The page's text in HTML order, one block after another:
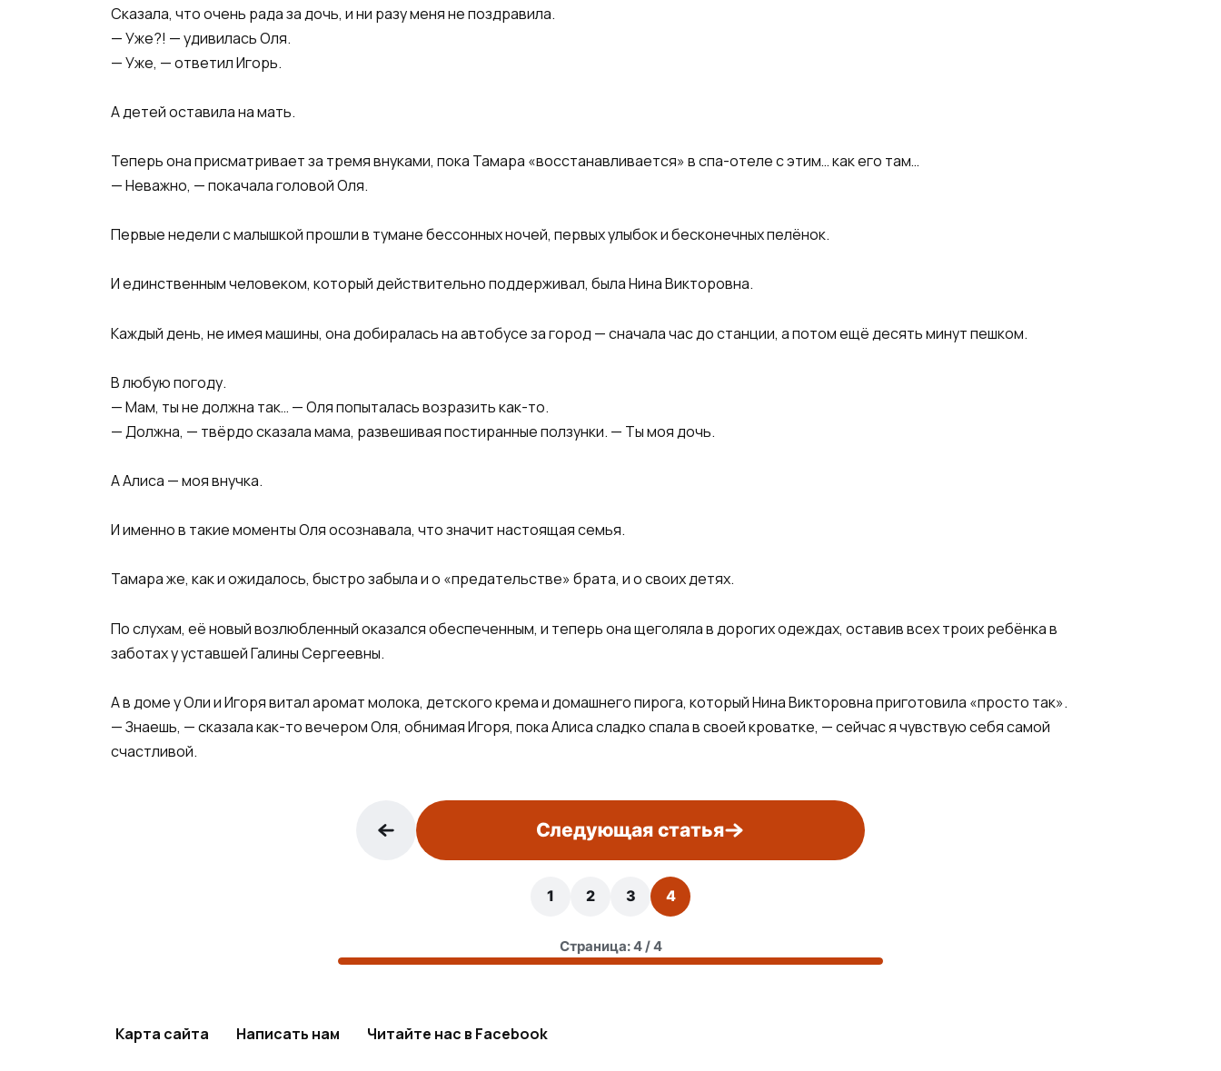
Сказала, что очень рада за дочь, и ни разу меня не поздравила.
— Уже?! — удивилась Оля.
— Уже, — ответил Игорь.
А детей оставила на мать.
Теперь она присматривает за тремя внуками, пока Тамара «восстанавливается» в спа-отеле с этим… как его там…
— Неважно, — покачала головой Оля.
Первые недели с малышкой прошли в тумане бессонных ночей, первых улыбок и бесконечных пелёнок.
И единственным человеком, который действительно поддерживал, была Нина Викторовна.
Каждый день, не имея машины, она добиралась на автобусе за город — сначала час до станции, а потом ещё десять минут пешком.
В любую погоду.
— Мам, ты не должна так… — Оля попыталась возразить как-то.
— Должна, — твёрдо сказала мама, развешивая постиранные ползунки. — Ты моя дочь.
А Алиса — моя внучка.
И именно в такие моменты Оля осознавала, что значит настоящая семья.
Тамара же, как и ожидалось, быстро забыла и о «предательстве» брата, и о своих детях.
По слухам, её новый возлюбленный оказался обеспеченным, и теперь она щеголяла в дорогих одеждах, оставив всех троих ребёнка в
заботах у уставшей Галины Сергеевны.
А в доме у Оли и Игоря витал аромат молока, детского крема и домашнего пирога, который Нина Викторовна приготовила «просто так».
— Знаешь, — сказала как-то вечером Оля, обнимая Игоря, пока Алиса сладко спала в своей кроватке, — сейчас я чувствую себя самой
счастливой.
Следующая статья
1 2 3 4
Страница: 4 / 4
Карта сайта Написать нам Читайте нас в Facebook